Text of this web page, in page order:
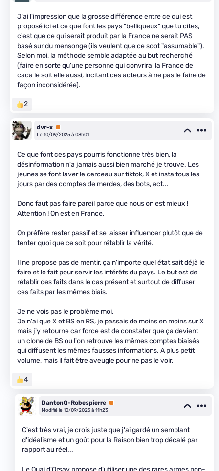
J'ai l'impression que la grosse différence entre ce qui est
proposé ici et ce que font les pays "belliqueux" que tu cites,
c'est que ce qui serait produit par la France ne serait PAS
basé sur du mensonge (ils veulent que ce soot "assumable").
Selon moi, la méthode semble adaptée au but recherché
(faire en sorte qu'une personne qui convrirai la France de
caca le soit elle aussi, incitant ces acteurs à ne pas le faire de
façon inconsidérée).
2
dvr-x Premium
Le 10/09/2025 à 08h01
Ce que font ces pays pourris fonctionne très bien, la
désinformation n'a jamais aussi bien marché je trouve. Les
jeunes se font laver le cerceau sur tiktok, X et insta tous les
jours par des comptes de merdes, des bots, ect...
Donc faut pas faire pareil parce que nous on est mieux !
Attention ! On est en France.
On préfère rester passif et se laisser influencer plutôt que de
tenter quoi que ce soit pour rétablir la vérité.
Il ne propose pas de mentir, ça n'importe quel état sait déjà le
faire et le fait pour servir les intérêts du pays. Le but est de
rétablir des faits dans le cas présent et surtout de diffuser
ces faits par les mêmes biais.
Je ne vois pas le problème moi.
Je n'ai que X et BS en RS, je passais de moins en moins sur X
mais j'y retourne car force est de constater que ça devient
un clone de BS ou l'on retrouve les mêmes comptes biaisés
qui diffusent les mêmes fausses informations. A plus petit
volume, mais il fait être aveugle pour ne pas le voir.
4
DantonQ-Robespierre Premium
Modifié le 10/09/2025 à 11h23
C'est très vrai, je crois juste que j'ai gardé un semblant
d'idéalisme et un goût pour la Raison bien trop décalé par
rapport au réel...